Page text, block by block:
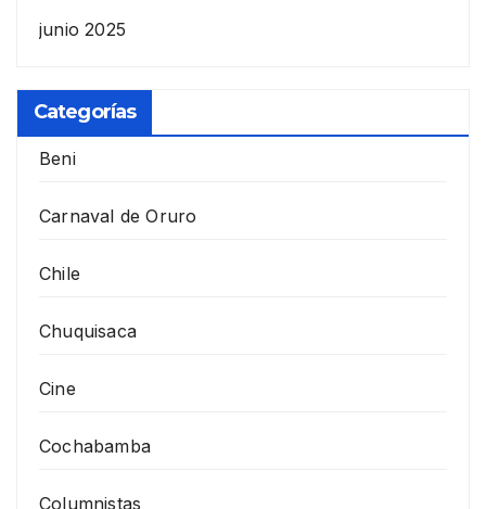
junio 2025
Categorías
Beni
Carnaval de Oruro
Chile
Chuquisaca
Cine
Cochabamba
Columnistas